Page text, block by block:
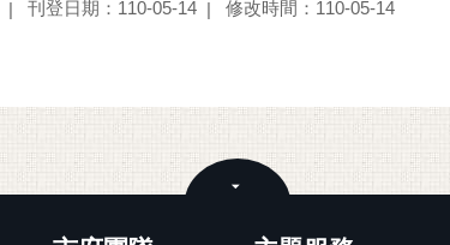
刊登日期：110-05-14 修改時間：110-05-14